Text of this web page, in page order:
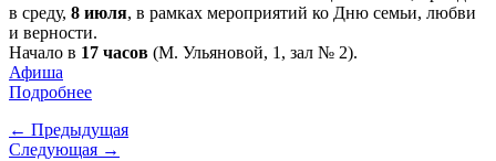
в среду, 8 июля, в рамках мероприятий ко Дню семьи, любви
и верности.
Начало в 17 часов (М. Ульяновой, 1, зал № 2).
Афиша
Подробнее
← Предыдущая
Следующая →